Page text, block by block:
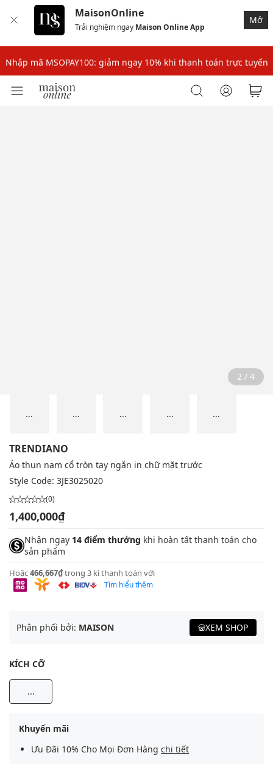
MaisonOnline
Trải nghiệm ngay Maison Online App
Mở
Nhập mã: MSOXINCHAO - Giảm 10% đơn đầu cho thành viên mới!
Nhập mã MSOPAY100: giảm ngay 10% khi thanh toán trực tuyến
Nhập mã: MSOXINCHAO - Giảm 10% đơn đầu cho thành viên mới!
2 / 4
... ... ... ... ...
TRENDIANO
Áo thun nam cổ tròn tay ngắn in chữ mặt trước
Style Code: 3JE3025020
(0)
1,400,000₫
Nhận ngay 14 điểm thưởng khi hoàn tất thanh toán cho
sản phẩm
Hoặc466,667₫trong 3 kì thanh toán với
Tìm hiểu thêm
Phân phối bởi: MAISON XEM SHOP
KÍCH CỠ
...
Khuyến mãi
Ưu Đãi 10% Cho Mọi Đơn Hàng chi tiết